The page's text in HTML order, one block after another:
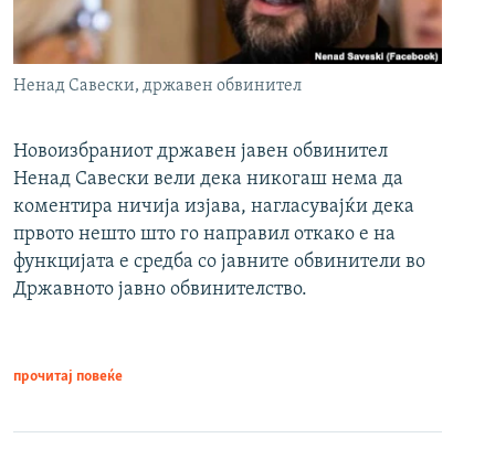
Ненад Савески, државен обвинител
Новоизбраниот државен јавен обвинител
Ненад Савески вели дека никогаш нема да
коментира ничија изјава, нагласувајќи дека
првото нешто што го направил откако е на
функцијата е средба со јавните обвинители во
Државното јавно обвинителство.
прочитај повеќе